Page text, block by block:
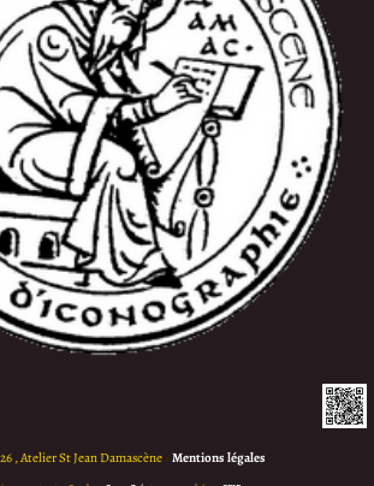
, Atelier St Jean Damascène • Mentions légales